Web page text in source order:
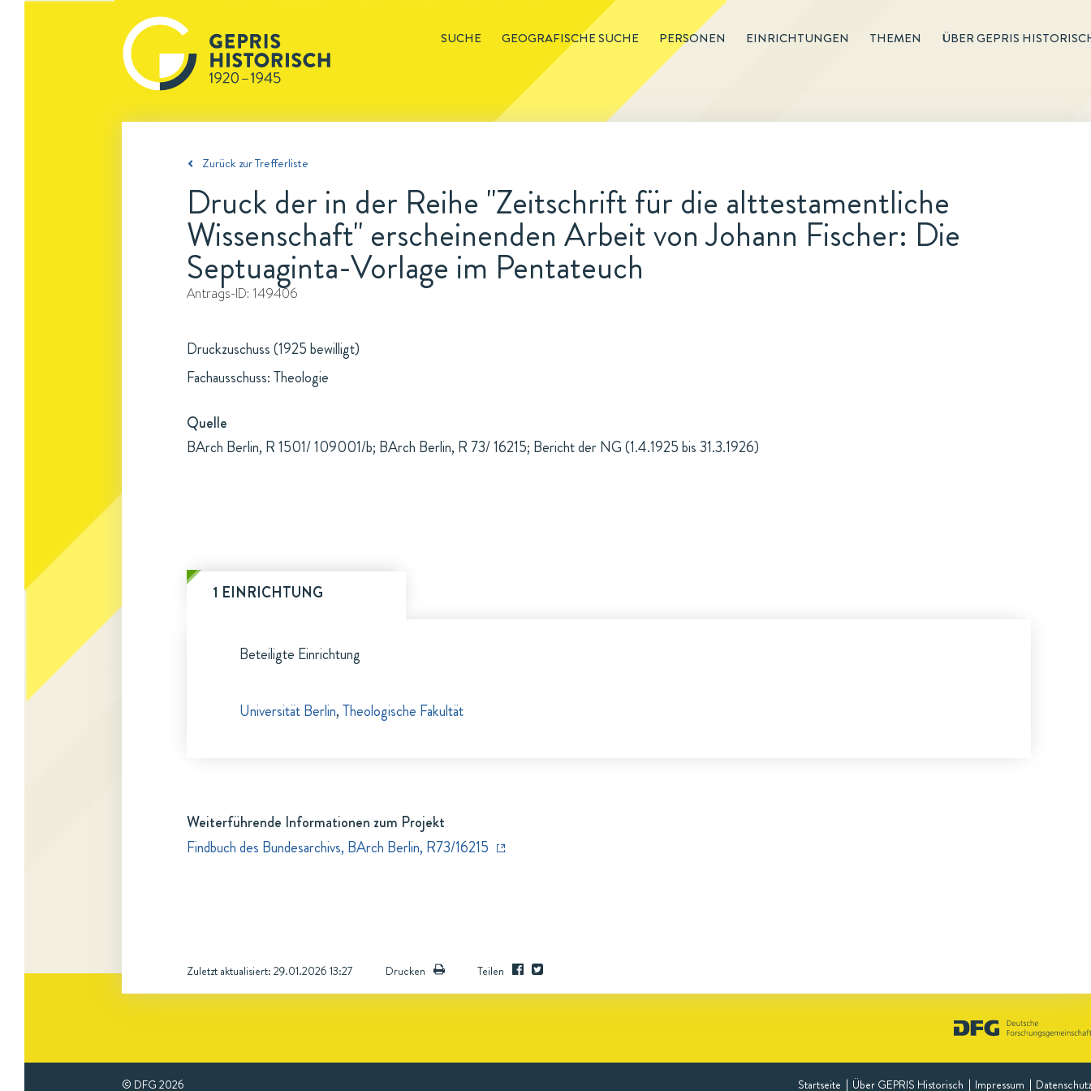
SUCHE GEOGRAFISCHE SUCHE PERSONEN EINRICHTUNGEN THEMEN ÜBER GEPRIS
Zurück zur Trefferliste
Druck der in der Reihe "Zeitschrift für die alttestamentliche
Wissenschaft" erscheinenden Arbeit von Johann Fischer: Die
Septuaginta-Vorlage im Pentateuch
Antrags-ID: 149406
Druckzuschuss (1925 bewilligt)
Fachausschuss: Theologie
Quelle
BArch Berlin, R 1501/ 109001/b; BArch Berlin, R 73/ 16215; Bericht der NG (1.4.1925 bis 31.3.1926)
1 EINRICHTUNG
Beteiligte Einrichtung
Universität Berlin,Theologische Fakultät
Weiterführende Informationen zum Projekt
Findbuch des Bundesarchivs, BArch Berlin, R73/16215
Zuletzt aktualisiert: 29.01.2026 13:27 Drucken Teilen
© DFG 2026 Startseite Über GEPRIS Historisch Impressum Datenschutz